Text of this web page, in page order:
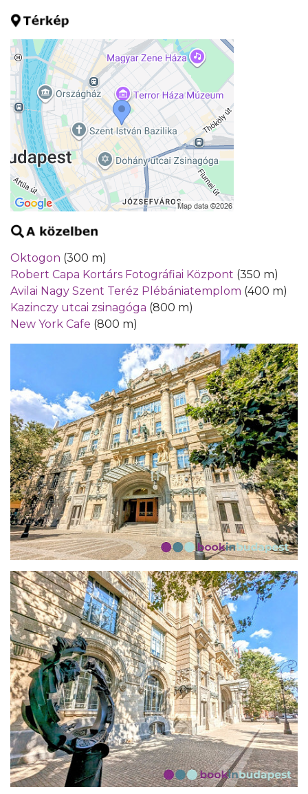
Oktogon (300 m)
Robert Capa Kortárs Fotográfiai Központ (350 m)
Avilai Nagy Szent Teréz Plébániatemplom (400 m)
Kazinczy utcai zsinagóga (800 m)
New York Cafe (800 m)